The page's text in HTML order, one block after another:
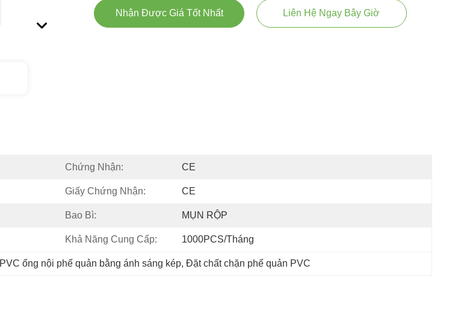
Nhận Được Giá Tốt Nhất Liên Hệ Ngay Bây Giờ
Chứng Nhận: CE
Giấy Chứng Nhận: CE
Bao Bì: MỤN RỘP
Khả Năng Cung Cấp: 1000PCS/tháng
PVC ống nội phế quản bằng ánh sáng kép, Đặt chất chặn phế quản PVC